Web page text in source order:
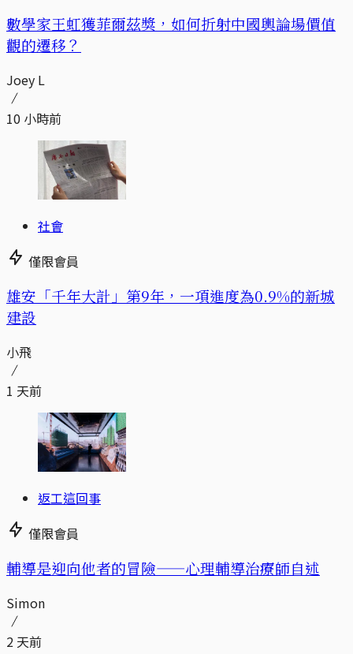
數學家王虹獲菲爾茲獎，如何折射中國輿論場價值
觀的遷移？
Joey L
10 小時前
社會
僅限會員
​​雄安「千年大計」第9年，一項進度為0.9%的新城
建設
小飛
1 天前
返工這回事
僅限會員
輔導是迎向他者的冒險——心理輔導治療師自述
Simon
2 天前